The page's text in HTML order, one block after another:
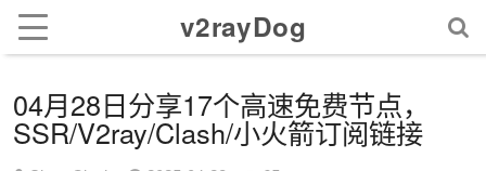
v2rayDog
04月28日分享17个高速免费节点，
SSR/V2ray/Clash/小火箭订阅链接